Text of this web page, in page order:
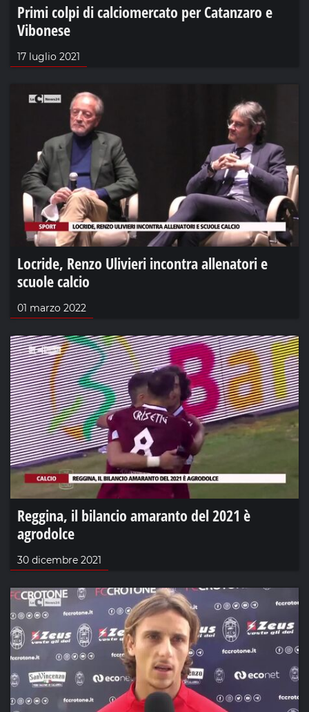
Primi colpi di calciomercato per Catanzaro e
Vibonese
17 luglio 2021
Locride, Renzo Ulivieri incontra allenatori e
scuole calcio
01 marzo 2022
Reggina, il bilancio amaranto del 2021 è
agrodolce
30 dicembre 2021